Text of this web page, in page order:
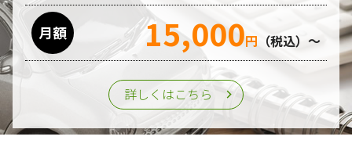
月額 15,000円 （税込）～
詳しくはこちら